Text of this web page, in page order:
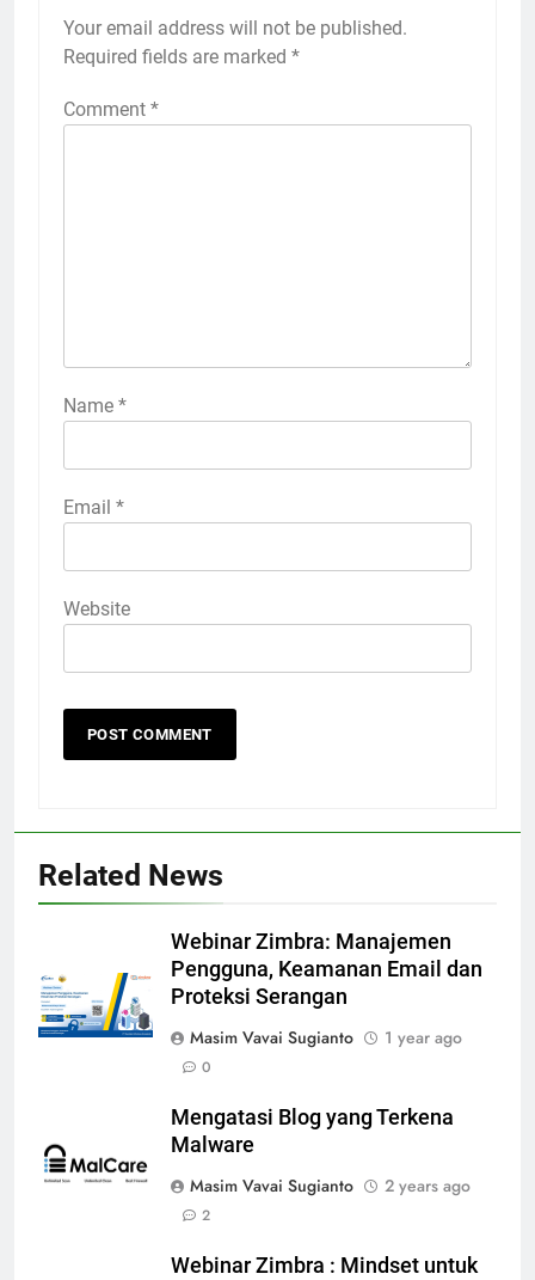
Your email address will not be published.
Required fields are marked *
Comment *
Name *
Email *
Website
Related News
Webinar Zimbra: Manajemen
Pengguna, Keamanan Email dan
Proteksi Serangan
Masim Vavai Sugianto
1 year ago
0
Mengatasi Blog yang Terkena
Malware
Masim Vavai Sugianto
2 years ago
2
Webinar Zimbra : Mindset untuk